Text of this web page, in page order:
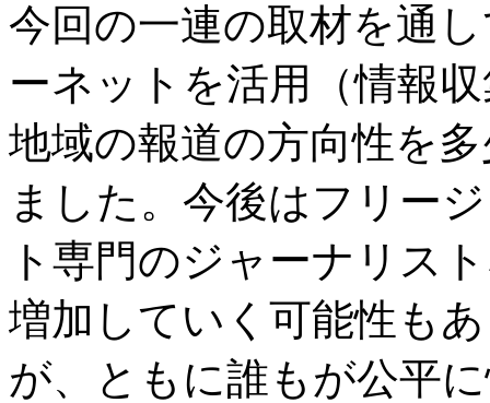
今回の一連の取材を通
ーネットを活用（情報
地域の報道の方向性を
ました。今後はフリー
ト専門のジャーナリス
増加していく可能性も
が、ともに誰もが公平